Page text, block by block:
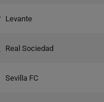
Levante
Real Sociedad
Sevilla FC